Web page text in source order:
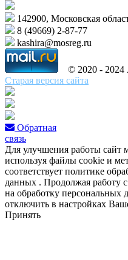
142900, Московская
8 (49669) 2-87-77
kashira@mosreg.ru
© 2020 - 2024
Старая версия сайта
Обратная
связь
Для улучшения работы сайт
используя файлы cookie и
соответствует политике
данных . Продолжая работу
на обработку
отключить в настройках
Принять